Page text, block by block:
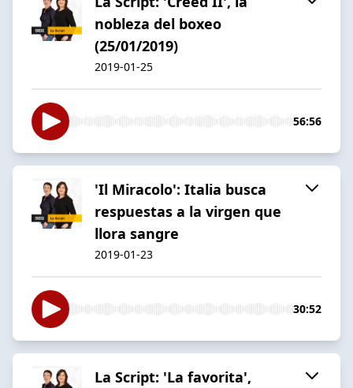
nobleza del boxeo
(25/01/2019)
2019-01-25
56:56
'Il Miracolo': Italia busca
respuestas a la virgen que
llora sangre
2019-01-23
30:52
La Script: 'La favorita',